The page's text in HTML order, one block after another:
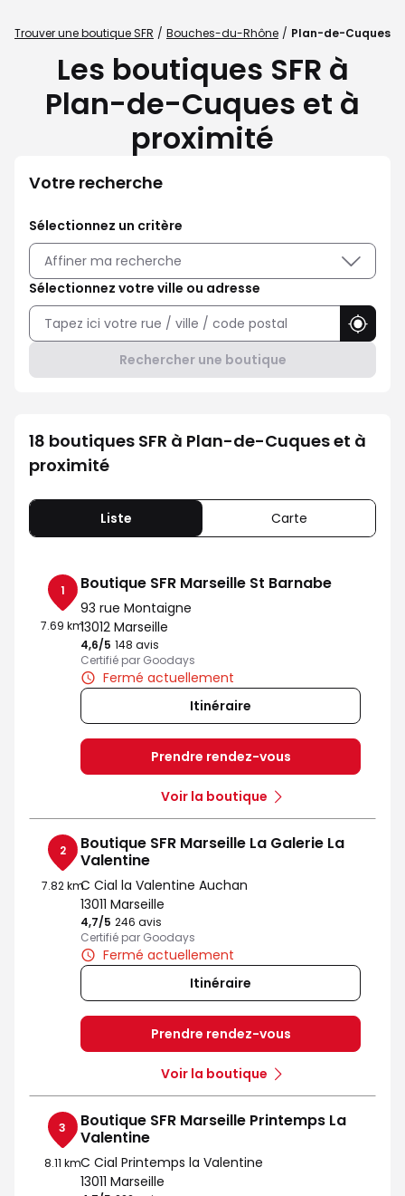
Trouver une boutique SFR Bouches-du-Rhône Plan-de-Cuques
Les boutiques SFR à
Plan-de-Cuques et à
proximité
Votre recherche
Sélectionnez un critère
Affiner ma recherche
Sélectionnez votre ville ou adresse
Rechercher une boutique
18 boutiques SFR à Plan-de-Cuques et à
proximité
Liste Carte
1
7.69 km
Boutique SFR Marseille St Barnabe
93 rue Montaigne
13012 Marseille
4,6/5 Note de 4.6 sur 5
148 avis
Certifié par Goodays
Fermé actuellement
Itinéraire
Prendre rendez-vous
Voir la boutique
2
7.82 km
Boutique SFR Marseille La Galerie La
Valentine
C Cial la Valentine Auchan
13011 Marseille
4,7/5 Note de 4.7 sur 5
246 avis
Certifié par Goodays
Fermé actuellement
Itinéraire
Prendre rendez-vous
Voir la boutique
3
8.11 km
Boutique SFR Marseille Printemps La
Valentine
C Cial Printemps la Valentine
13011 Marseille